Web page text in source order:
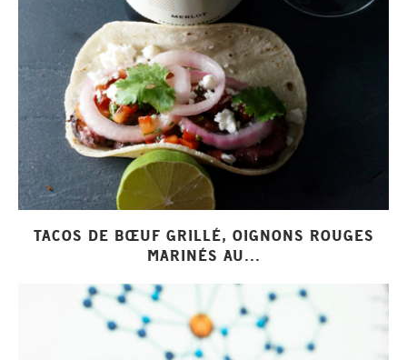
TACOS DE BŒUF GRILLÉ, OIGNONS ROUGES
MARINÉS AU...